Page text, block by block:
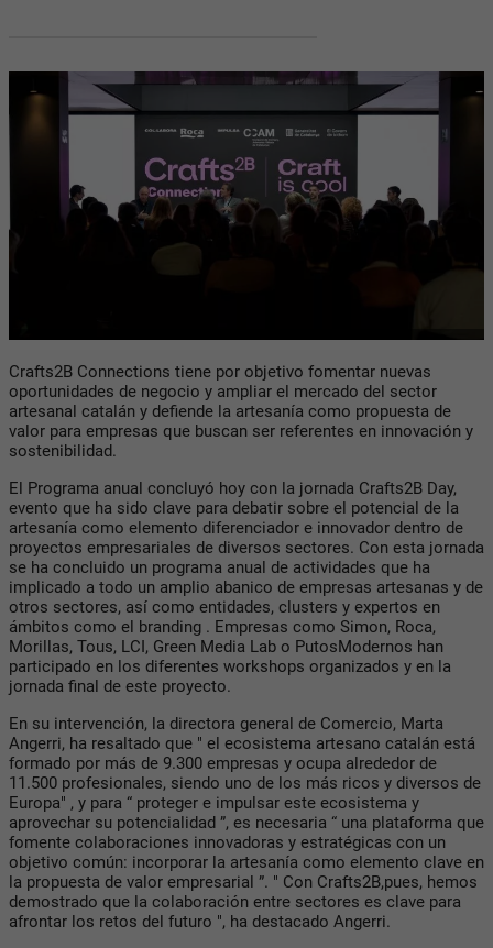
Crafts2B Connections tiene por objetivo fomentar nuevas
oportunidades de negocio y ampliar el mercado del sector
artesanal catalán y defiende la artesanía como propuesta de
valor para empresas que buscan ser referentes en innovación y
sostenibilidad.
El Programa anual concluyó hoy con la jornada Crafts2B Day,
evento que ha sido clave para debatir sobre el potencial de la
artesanía como elemento diferenciador e innovador dentro de
proyectos empresariales de diversos sectores. Con esta jornada
se ha concluido un programa anual de actividades que ha
implicado a todo un amplio abanico de empresas artesanas y de
otros sectores, así como entidades, clusters y expertos en
ámbitos como el branding . Empresas como Simon, Roca,
Morillas, Tous, LCI, Green Media Lab o PutosModernos han
participado en los diferentes workshops organizados y en la
jornada final de este proyecto.
En su intervención, la directora general de Comercio, Marta
Angerri, ha resaltado que " el ecosistema artesano catalán está
formado por más de 9.300 empresas y ocupa alrededor de
11.500 profesionales, siendo uno de los más ricos y diversos de
Europa" , y para “ proteger e impulsar este ecosistema y
aprovechar su potencialidad ”, es necesaria “ una plataforma que
fomente colaboraciones innovadoras y estratégicas con un
objetivo común: incorporar la artesanía como elemento clave en
la propuesta de valor empresarial ”. " Con Crafts2B,pues, hemos
demostrado que la colaboración entre sectores es clave para
afrontar los retos del futuro ", ha destacado Angerri.